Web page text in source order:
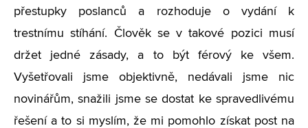
přestupky poslanců a rozhoduje o vydání k
trestnímu stíhání. Člověk se v takové pozici musí
držet jedné zásady, a to být férový ke všem.
Vyšetřovali jsme objektivně, nedávali jsme nic
novinářům, snažili jsme se dostat ke spravedlivému
řešení a to si myslím, že mi pomohlo získat post na